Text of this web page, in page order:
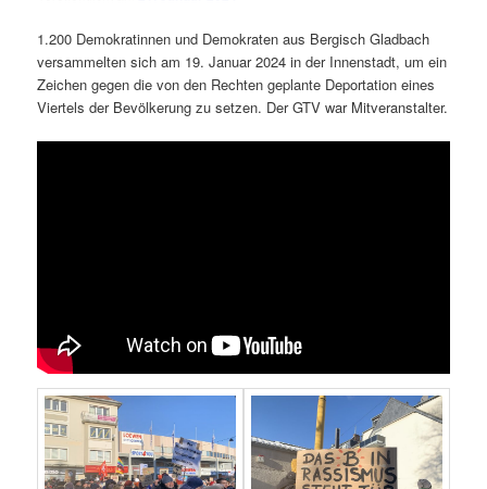
1.200 Demokratinnen und Demokraten aus Bergisch Gladbach
versammelten sich am 19. Januar 2024 in der Innenstadt, um ein
Zeichen gegen die von den Rechten geplante Deportation eines
Viertels der Bevölkerung zu setzen. Der GTV war Mitveranstalter.